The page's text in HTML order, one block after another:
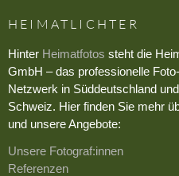
HEIMATLICHTER
Hinter Heimatfotos steht die
GmbH – das professionelle
Netzwerk in Süddeutschland
Schweiz. Hier finden Sie mehr
und unsere Angebote:
Unsere Fotograf:innen
Referenzen